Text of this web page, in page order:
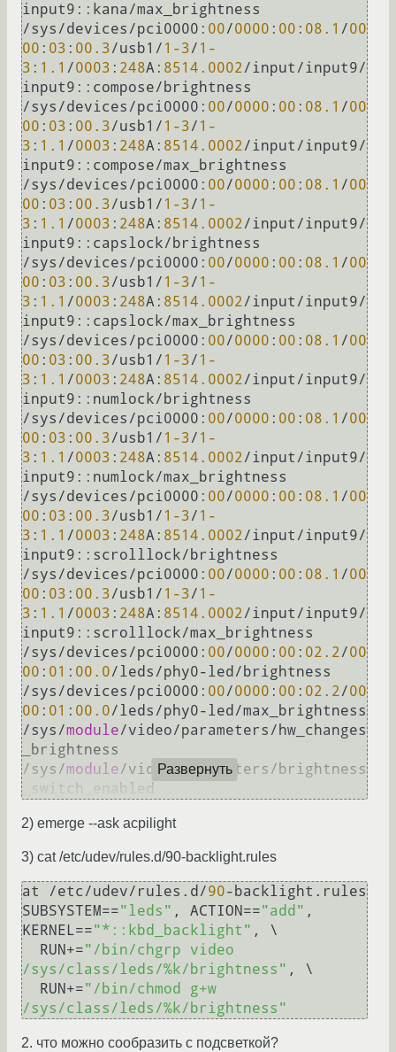
input9::kana/max_brightness
/sys/devices/pci0000: 00/0000 : 00 : 08.1 /00
00 : 03 : 00.3/usb1/ 1 -3/ 1 -
3 : 1.1 /0003 : 248A: 8514.0002/input/input9/
input9::compose/brightness
/sys/devices/pci0000: 00/0000 : 00 : 08.1 /00
00 : 03 : 00.3/usb1/ 1 -3/ 1 -
3 : 1.1 /0003 : 248A: 8514.0002/input/input9/
input9::compose/max_brightness
/sys/devices/pci0000: 00/0000 : 00 : 08.1 /00
00 : 03 : 00.3/usb1/ 1 -3/ 1 -
3 : 1.1 /0003 : 248A: 8514.0002/input/input9/
input9::capslock/brightness
/sys/devices/pci0000: 00/0000 : 00 : 08.1 /00
00 : 03 : 00.3/usb1/ 1 -3/ 1 -
3 : 1.1 /0003 : 248A: 8514.0002/input/input9/
input9::capslock/max_brightness
/sys/devices/pci0000: 00/0000 : 00 : 08.1 /00
00 : 03 : 00.3/usb1/ 1 -3/ 1 -
3 : 1.1 /0003 : 248A: 8514.0002/input/input9/
input9::numlock/brightness
/sys/devices/pci0000: 00/0000 : 00 : 08.1 /00
00 : 03 : 00.3/usb1/ 1 -3/ 1 -
3 : 1.1 /0003 : 248A: 8514.0002/input/input9/
input9::numlock/max_brightness
/sys/devices/pci0000: 00/0000 : 00 : 08.1 /00
00 : 03 : 00.3/usb1/ 1 -3/ 1 -
3 : 1.1 /0003 : 248A: 8514.0002/input/input9/
input9::scrolllock/brightness
/sys/devices/pci0000: 00/0000 : 00 : 08.1 /00
00 : 03 : 00.3/usb1/ 1 -3/ 1 -
3 : 1.1 /0003 : 248A: 8514.0002/input/input9/
input9::scrolllock/max_brightness
/sys/devices/pci0000: 00/0000 : 00 : 02.2/00
00 : 01 : 00.0/leds/phy0-led/brightness
/sys/devices/pci0000: 00/0000 : 00 : 02.2/00
00 : 01 : 00.0/leds/phy0-led/max_brightness
/sys/module/video/parameters/hw_changes
_brightness
/sys/module/video/parameters/brightness
Развернуть
2) emerge --ask acpilight
3) cat /etc/udev/rules.d/90-backlight.rules
at /etc/udev/rules.d/90-backlight.rules
SUBSYSTEM=="leds" , ACTION=="add" ,
KERNEL=="*::kbd_backlight" , \
  RUN+=
"/bin/chgrp video
/sys/class/leds/%k/brightness" , \
  RUN+=
"/bin/chmod g+w
/sys/class/leds/%k/brightness"
2. что можно сообразить с подсветкой?